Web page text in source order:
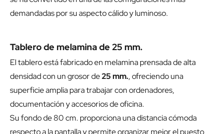
demandadas por su aspecto cálido y luminoso.
Tablero de melamina de 25 mm.
El tablero está fabricado en melamina prensada de alta
densidad con un grosor de25 mm., ofreciendo una
superficie amplia para trabajar con ordenadores,
documentación y accesorios de oficina.
Su fondo de 80 cm. proporciona una distancia cómoda
respecto a la pantalla y permite organizar mejor el puesto